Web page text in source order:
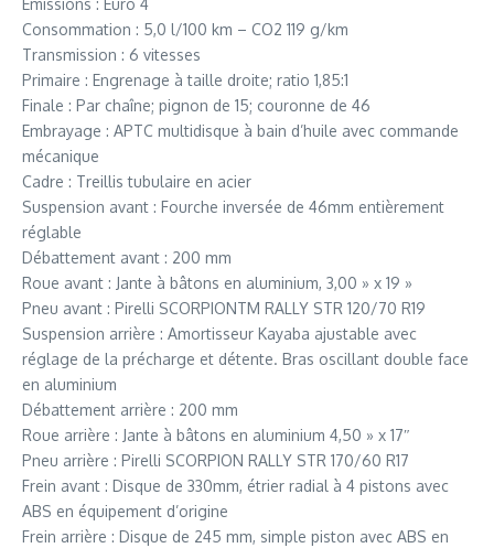
Émissions : Euro 4
Consommation : 5,0 l/100 km – CO2 119 g/km
Transmission : 6 vitesses
Primaire : Engrenage à taille droite; ratio 1,85:1
Finale : Par chaîne; pignon de 15; couronne de 46
Embrayage : APTC multidisque à bain d’huile avec commande
mécanique
Cadre : Treillis tubulaire en acier
Suspension avant : Fourche inversée de 46mm entièrement
réglable
Débattement avant : 200 mm
Roue avant : Jante à bâtons en aluminium, 3,00 » x 19 »
Pneu avant : Pirelli SCORPIONTM RALLY STR 120/70 R19
Suspension arrière : Amortisseur Kayaba ajustable avec
réglage de la précharge et détente. Bras oscillant double face
en aluminium
Débattement arrière : 200 mm
Roue arrière : Jante à bâtons en aluminium 4,50 » x 17″
Pneu arrière : Pirelli SCORPION RALLY STR 170/60 R17
Frein avant : Disque de 330mm, étrier radial à 4 pistons avec
ABS en équipement d’origine
Frein arrière : Disque de 245 mm, simple piston avec ABS en